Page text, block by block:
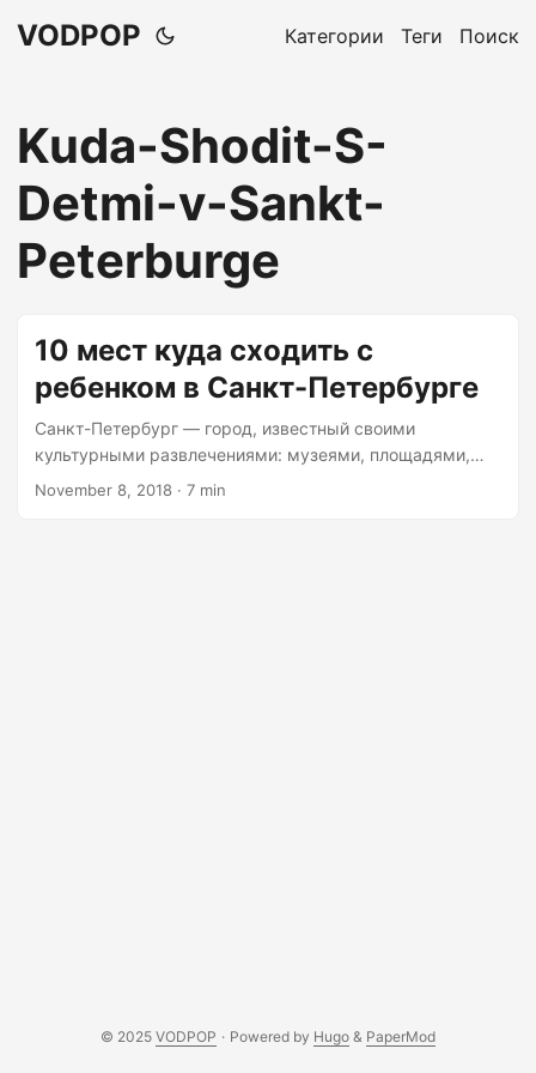
VODPOP Категории Теги Поиск
Kuda-Shodit-S-
Detmi-v-Sankt-
Peterburge
10 мест куда сходить с
ребенком в Санкт-Петербурге
Санкт-Петербург — город, известный своими
культурными развлечениями: музеями, площадями,
дворцами, изобилием памятников и парков. Кроме
November 8, 2018 · 7 min
© 2025 VODPOP · Powered by Hugo & PaperMod